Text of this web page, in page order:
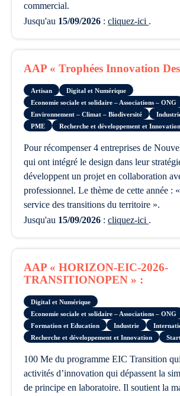
commercial.
Jusqu'au 15/09/2026 : cliquez-ici .
AAP « Trophées Innovation
Artisan
Digital et Numérique
Economie sociale et solidaire – Associations – ONG
Environnement – Climat – Biodiversité
PME
Recherche et développement et Innovation
pour récompenser 4 entreprises de Nouvelle-Aquitaine
qui ont intégré le design dans leur
développent un projet en collaboration
professionnel. Le thème de cette année :
service des transitions du territoire ».
Jusqu'au 15/09/2026 : cliquez-ici .
AAP « HORIZON-EIC-2026-
TRANSITIONOPEN » :
Digital et Numérique
Economie sociale et solidaire – Associations – ONG
Formation et Education
Industrie
Recherche et développement et Innovation
100 Me du programme EIC Transition qui finance des
activités d’innovation qui dépassent la
de principe en laboratoire. Il soutient la